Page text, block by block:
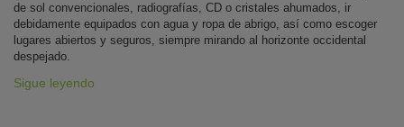
de sol convencionales, radiografías, CD o cristales ahumados, ir
debidamente equipados con agua y ropa de abrigo, así como escoger
lugares abiertos y seguros, siempre mirando al horizonte occidental
despejado.
Sigue leyendo